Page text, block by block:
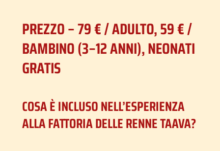
PREZZO – 79 € / ADULTO, 59 € /
BAMBINO (3–12 ANNI), NEONATI
GRATIS
COSA È INCLUSO NELL’ESPERIENZA
ALLA FATTORIA DELLE RENNE TAAVA?